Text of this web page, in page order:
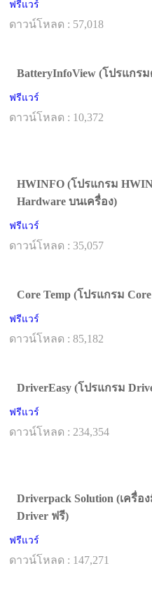
ฟรีแวร์
ดาวน์โหลด : 57,018
BatteryInfoView (โปรแกร
ฟรีแวร์
ดาวน์โหลด : 10,372
HWINFO (โปรแกรม
Hardware บนเครื่อง)
ฟรีแวร์
ดาวน์โหลด : 35,057
Core Temp (โปรแกรม
ฟรีแวร์
ดาวน์โหลด : 85,182
DriverEasy (โปรแกรม
ฟรีแวร์
ดาวน์โหลด : 234,354
Driverpack Solution (เครื่อ
Driver ฟรี)
ฟรีแวร์
ดาวน์โหลด : 147,271